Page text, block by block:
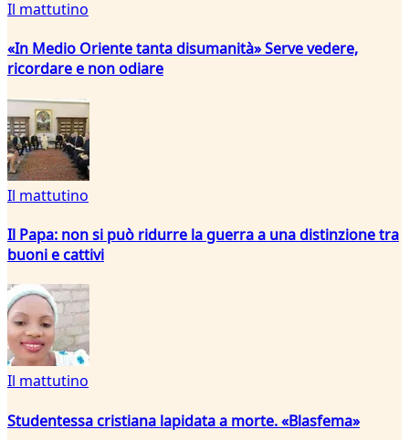
Il mattutino
«In Medio Oriente tanta disumanità» Serve vedere,
ricordare e non odiare
Il mattutino
Il Papa: non si può ridurre la guerra a una distinzione tra
buoni e cattivi
Il mattutino
Studentessa cristiana lapidata a morte. «Blasfema»